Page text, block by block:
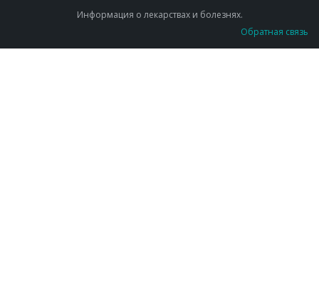
Информация о лекарствах и болезнях.
Обратная связь